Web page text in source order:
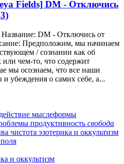
Fields] DM - Отключись
DM - Отключись от
Предположим, мы начинаем
/ сознании как об
или чем-то, что содержит
мы осознаем, что все наши
убеждения о самих себе, а...
мыслеформы
продуктивность свобода
чистота эзотерика и оккультизм
и оккультизм